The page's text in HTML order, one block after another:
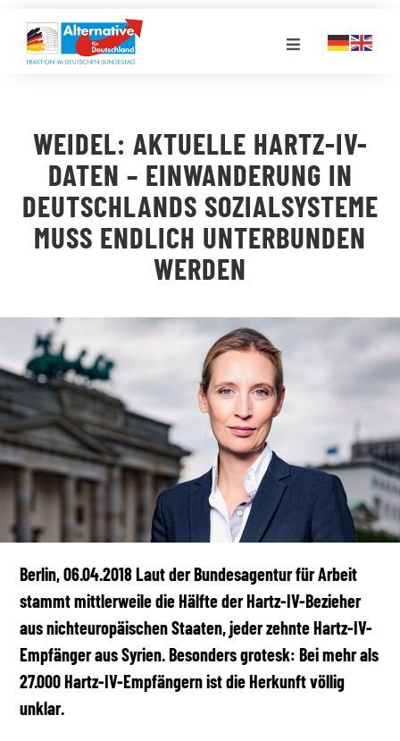
Inhalt
springen
Toggle
LANDESGRUPPEN
VERANSTALTUNGEN
STELLENPORTAL
MEDIATHEK
WEIDEL: AKTUELLE HARTZ-IV-
DATEN – EINWANDERUNG IN
DEUTSCHLANDS SOZIALSYSTEME
MUSS ENDLICH UNTERBUNDEN
WERDEN
Berlin, 06.04.2018 Laut der Bundesagentur für Arbeit
stammt mittlerweile die Hälfte der Hartz-IV-Bezieher
aus nichteuropäischen Staaten, jeder zehnte Hartz-IV-
Empfänger aus Syrien. Besonders grotesk: Bei mehr als
27.000 Hartz-IV-Empfängern ist die Herkunft völlig
unklar.